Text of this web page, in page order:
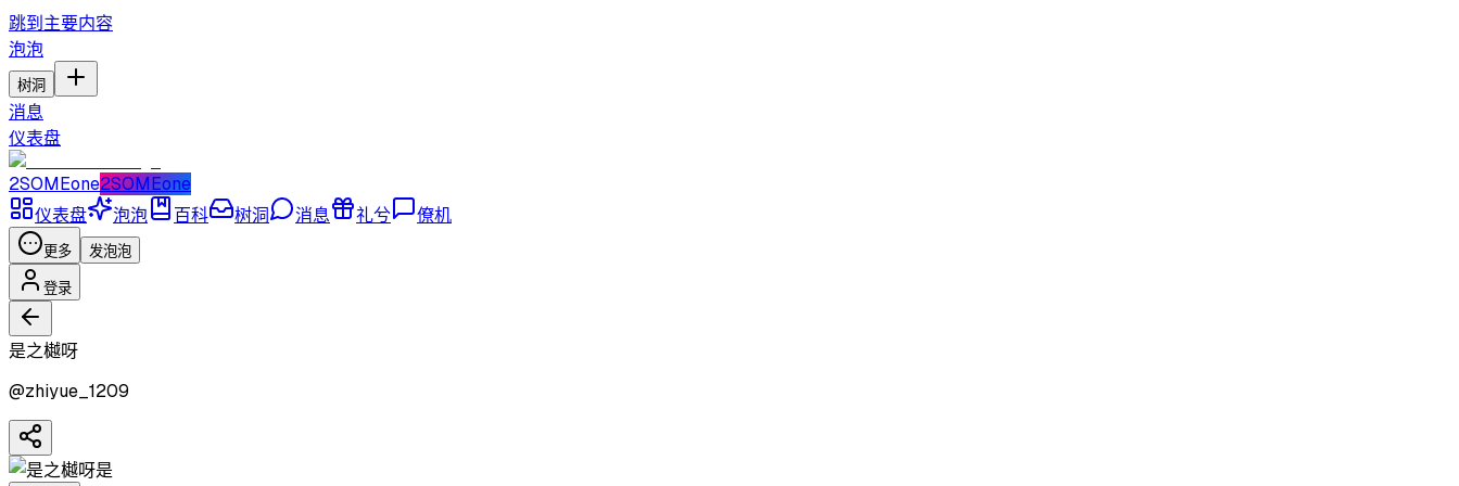
跳到主要内容
泡泡
树洞
消息
仪表盘
2SOMEone2SOMEone
仪表盘
泡泡 百科 树洞 消息 礼兮 僚机
更多 发泡泡
登录
是之樾呀
@zhiyue_1209
是